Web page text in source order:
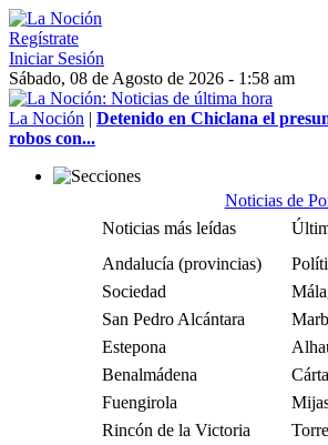
Regístrate
Iniciar Sesión
Sábado, 08 de Agosto de 2026 - 1:58 am
La Noción | Detenido en Chiclana el
robos con...
Noticias de
Noticias más leídas
Andalucía (provincias)
Sociedad
San Pedro Alcántara
Estepona
Benalmádena
Fuengirola
Rincón de la Victoria